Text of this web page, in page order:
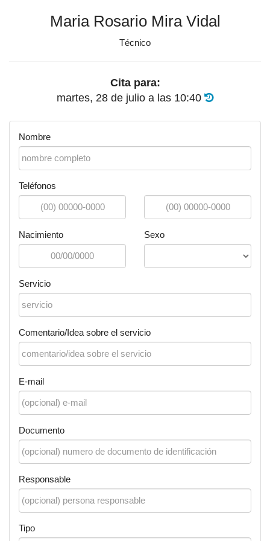
Maria Rosario Mira Vidal
Técnico
Cita para:
martes, 28 de julio a las 10:40
Nombre
Teléfonos
Nacimiento Sexo
Servicio
Comentario/Idea sobre el servicio
E-mail
Documento
Responsable
Tipo